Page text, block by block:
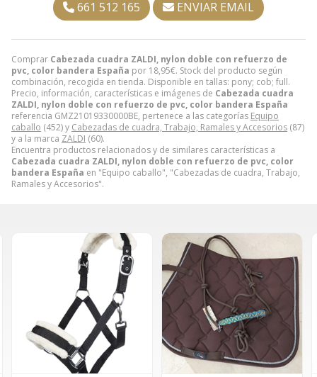
Comprar Cabezada cuadra ZALDI, nylon doble con refuerzo de
pvc, color bandera España por 18,95€. Stock del producto según
combinación, recogida en tienda. Disponible en tallas: pony; cob; full.
Precio, información, características e imágenes de Cabezada cuadra
ZALDI, nylon doble con refuerzo de pvc, color bandera España
referencia GMZ21019330000BE, pertenece a las categorías Equipo
caballo (452) y Cabezadas de cuadra, Trabajo, Ramales y Accesorios (87)
y a la marca ZALDI (60).
Encuentra productos relacionados y de similares características a
Cabezada cuadra ZALDI, nylon doble con refuerzo de pvc, color
bandera España en "Equipo caballo", "Cabezadas de cuadra, Trabajo,
Ramales y Accesorios".
661 512 165 ENVIAR EMAIL